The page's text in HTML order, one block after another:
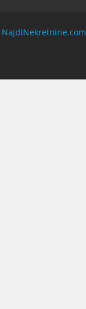
NajdiNekretnine.com